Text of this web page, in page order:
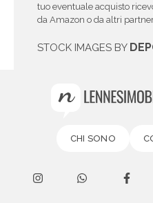
tuo eventuale acquisto
da Amazon o da altri
STOCK IMAGES BY
CHI SONO